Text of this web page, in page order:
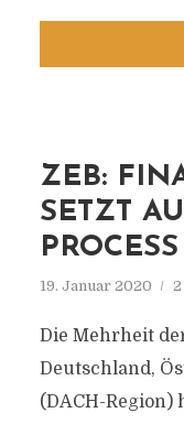
ZEB:
SETZT
19. Januar 2020
Die Mehrheit
Deutschland,
(DACH-Region)